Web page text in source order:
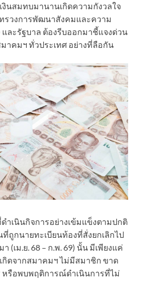
นสมทบมานานเกิดความกังวลใจ
รวงการพัฒนาสังคมและความ
ละรัฐบาล ต้องรีบออกมาชี้แจงด่วน
าคมฯ ทั่วประเทศ อย่างที่ลือกัน
ำเนินกิจการอย่างเข้มแข็งตามปกติ
ที่ถูกนายทะเบียนท้องที่สั่งยกเลิกไป
(เม.ย. 68 – ก.พ. 69) นั้น มีเพียงแค่
กิดจากสมาคมฯ ไม่มีสมาชิก ขาด
รือพบพฤติการณ์ดำเนินการที่ไม่